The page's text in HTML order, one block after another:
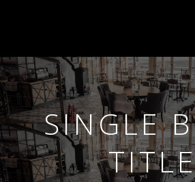
SINGLE